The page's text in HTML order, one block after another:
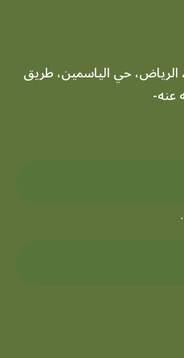
حي الياسمين، طريق